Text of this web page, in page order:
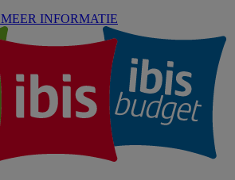
MEER INFORMATIE